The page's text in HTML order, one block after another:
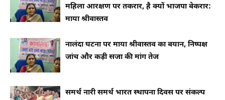
महिला आरक्षण पर तकरार, है क्यों भाजपा बेकरार:
माया श्रीवास्तव
नालंदा घटना पर माया श्रीवास्तव का बयान, निष्पक्ष
जांच और कड़ी सजा की मांग तेज
समर्थ नारी समर्थ भारत स्थापना दिवस पर संकल्प